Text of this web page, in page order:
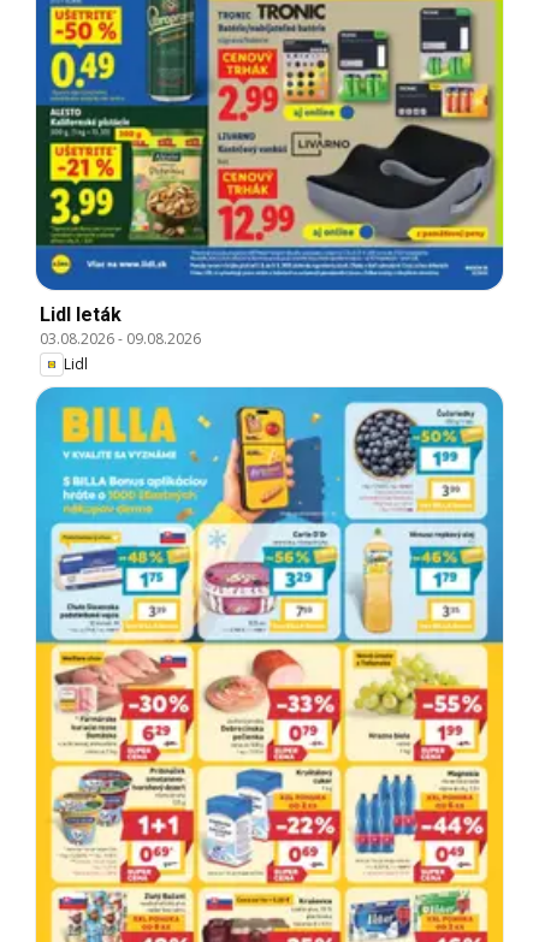
Lidl leták
03.08.2026- 09.08.2026
Lidl